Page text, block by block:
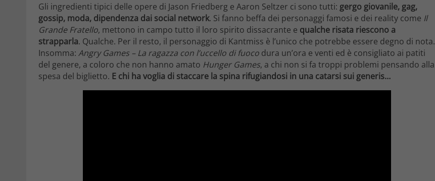
Gli ingredienti tipici delle opere di Jason Friedberg e Aaron Seltzer ci sono tutti: gergo giovanile, gag,
gossip, moda, dipendenza dai social network. Si fanno beffa dei personaggi famosi e dei reality come Il
Grande Fratello, mettono in campo tutto il loro spirito dissacrante e qualche risata riescono a
strapparla. Qualche. Per il resto, il personaggio di Kantmiss è l’unico che potrebbe essere degno di nota.
Insomma: Angry Games – La ragazza con l’uccello di fuoco dura un’ora e venti ed è consigliato ai patiti
del genere, a coloro che non hanno amato Hunger Games, a chi non si fa troppi problemi pensando alla
spesa del biglietto. E chi ha voglia di staccare la spina rifugiandosi in una catarsi sui generis…